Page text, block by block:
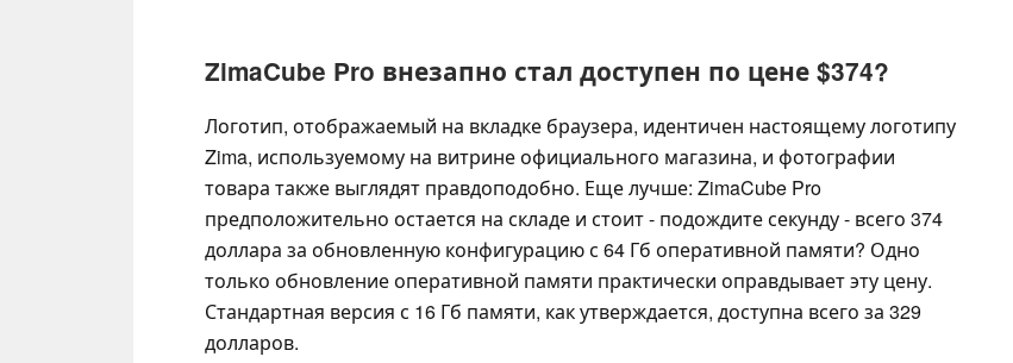
ZimaCube Pro внезапно стал доступен по цене $374?
Логотип, отображаемый на вкладке браузера, идентичен настоящему логотипу
Zima, используемому на витрине официального магазина, и фотографии
товара также выглядят правдоподобно. Еще лучше: ZimaCube Pro
предположительно остается на складе и стоит - подождите секунду - всего 374
доллара за обновленную конфигурацию с 64 Гб оперативной памяти? Одно
только обновление оперативной памяти практически оправдывает эту цену.
Стандартная версия с 16 Гб памяти, как утверждается, доступна всего за 329
долларов.